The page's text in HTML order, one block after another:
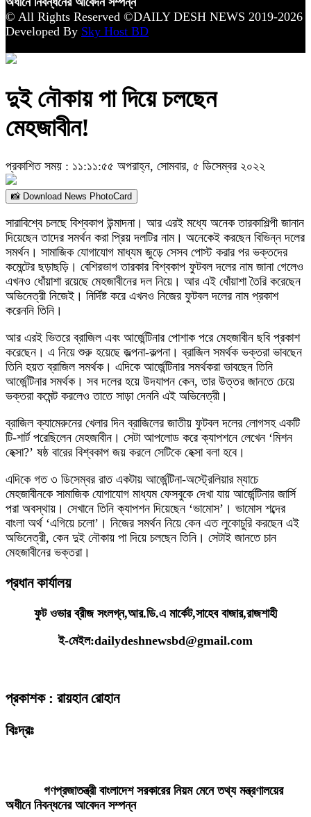
© All Rights Reserved ©DAILY DESH NEWS 2019-2026
Developed By Sky Host BD
দুই নৌকায় পা দিয়ে চলছেন
মেহজাবীন!
প্রকাশিত সময় : ১১:১১:৫৫ অপরাহ্ন, সোমবার, ৫ ডিসেম্বর ২০২২
📸 Download News PhotoCard
সারাবিশ্বে চলছে বিশ্বকাপ উন্মাদনা। আর এরই মধ্যে অনেক তারকাশিল্পী জানান
দিয়েছেন তাদের সমর্থন করা প্রিয় দলটির নাম। অনেকেই করছেন বিভিন্ন দলের
সমর্থন। সামাজিক যোগাযোগ মাধ্যম জুড়ে সেসব পোস্ট করার পর ভক্তদের
কমেন্টের ছড়াছড়ি। বেশিরভাগ তারকার বিশ্বকাপ ফুটবল দলের নাম জানা গেলেও
এখনও ধোঁয়াশা রয়েছে মেহজাবীনের দল নিয়ে। আর এই ধোঁয়াশা তৈরি করেছেন
অভিনেত্রী নিজেই। নির্দিষ্ট করে এখনও নিজের ফুটবল দলের নাম প্রকাশ
করেননি তিনি।
আর এরই ভিতরে ব্রাজিল এবং আর্জেন্টিনার পোশাক পরে মেহজাবীন ছবি প্রকাশ
করেছেন। এ নিয়ে শুরু হয়েছে জল্পনা-কল্পনা। ব্রাজিল সমর্থক ভক্তরা ভাবছেন
তিনি হয়ত ব্রাজিল সমর্থক। এদিকে আর্জেন্টিনার সমর্থকরা ভাবছেন তিনি
আর্জেন্টিনার সমর্থক। সব দলের হয়ে উদযাপন কেন, তার উত্তর জানতে চেয়ে
ভক্তরা কমেন্ট করলেও তাতে সাড়া দেননি এই অভিনেত্রী।
ব্রাজিল ক্যামেরুনের খেলার দিন ব্রাজিলের জাতীয় ফুটবল দলের লোগসহ একটি
টি-শার্ট পরেছিলেন মেহজাবীন। সেটা আপলোড করে ক্যাপশনে লেখেন ‘মিশন
হেক্সা?’ ষষ্ঠ বারের বিশ্বকাপ জয় করলে সেটিকে হেক্সা বলা হবে।
এদিকে গত ৩ ডিসেম্বর রাত একটায় আর্জেন্টিনা-অস্ট্রেলিয়ার ম্যাচে
মেহজাবীনকে সামাজিক যোগাযোগ মাধ্যম ফেসবুকে দেখা যায় আর্জেন্টিনার জার্সি
পরা অবস্থায়। সেখানে তিনি ক্যাপশন দিয়েছেন ‘ভামোস’। ভামোস শব্দের
বাংলা অর্থ ‘এগিয়ে চলো’। নিজের সমর্থন নিয়ে কেন এত লুকোচুরি করছেন এই
অভিনেত্রী, কেন দুই নৌকায় পা দিয়ে চলছেন তিনি। সেটাই জানতে চান
মেহজাবীনের ভক্তরা।
প্রধান কার্যালয়
ফুট ওভার ব্রীজ সংলগ্ন,আর.ডি.এ মার্কেট,সাহেব বাজার,রাজশাহী
ই-মেইল:dailydeshnewsbd@gmail.com
প্রকাশক : রায়হান রোহান
বিঃদ্রঃ
গণপ্রজাতন্ত্রী বাংলাদেশ সরকারের নিয়ম মেনে তথ্য মন্ত্রণালয়ের
অধীনে নিবন্ধনের আবেদন সম্পন্ন